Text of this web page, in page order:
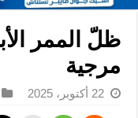
ظلّ الممر
مرجية
22 أكتوبر، 2025